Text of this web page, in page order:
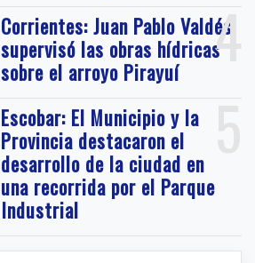
4
Corrientes: Juan Pablo Valdés
supervisó las obras hídricas
sobre el arroyo Pirayuí
5
Escobar: El Municipio y la
Provincia destacaron el
desarrollo de la ciudad en
una recorrida por el Parque
Industrial